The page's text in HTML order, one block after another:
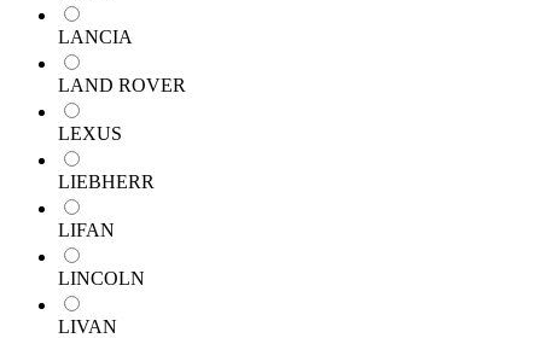
LANCIA
LAND ROVER
LEXUS
LIEBHERR
LIFAN
LINCOLN
LIVAN